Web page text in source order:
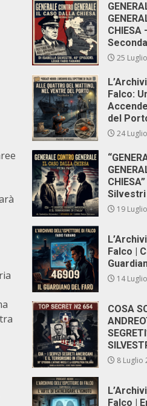
25
Falco:
del
24
Silvestri
19
Falco |
14
COSA
8 Luglio
Falco |